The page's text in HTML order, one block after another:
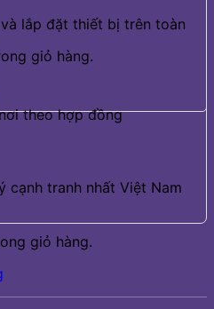
giỏ hàng.
giỏ hàng.
lắp đặt thiết bị trên toàn
theo hợp đồng
cạnh tranh nhất Việt Nam